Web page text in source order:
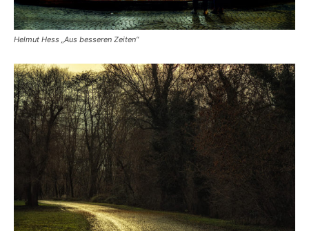
Helmut Hess „Aus besseren Zeiten“